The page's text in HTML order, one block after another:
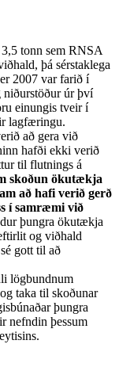
tonn sem RNSA
þá sérstaklega
2007 var farið í
niðurstöður úr því
einungis tveir í
lagfæringu.
að gera við
hafði ekki verið
til flutnings á
skoðun ökutækja
að hafi verið gerð
í samræmi við
þungra ökutækja
og viðhald
gott til að
lögbundnum
taka til skoðunar
þungra
nefndin þessum